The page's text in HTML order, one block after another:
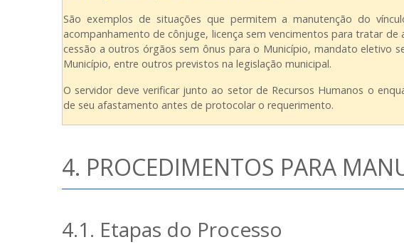
São exemplos de situações que permitem a manutenção do
acompanhamento de cônjuge, licença sem vencimentos para tratar de
cessão a outros órgãos sem ônus para o Município, mandato eletivo
Município, entre outros previstos na legislação municipal.
O servidor deve verificar junto ao setor de Recursos Humanos o
de seu afastamento antes de protocolar o requerimento.
4. PROCEDIMENTOS PARA
4.1. Etapas do Processo